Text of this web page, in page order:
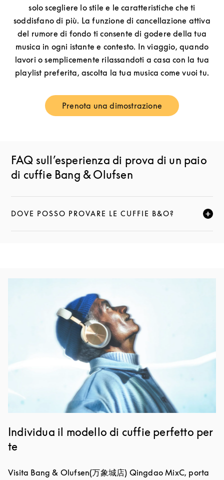
solo scegliere lo stile e le caratteristiche che ti
soddisfano di più. La funzione di cancellazione attiva
del rumore di fondo ti consente di godere della tua
musica in ogni istante e contesto. In viaggio, quando
lavori o semplicemente rilassandoti a casa con la tua
playlist preferita, ascolta la tua musica come vuoi tu.
Prenota una dimostrazione
Link Opens in New Tab
FAQ sull’esperienza di prova di un paio
di cuffie Bang & Olufsen
DOVE POSSO PROVARE LE CUFFIE B&O?
FAI CLIC PER ESPANDERE QUESTA DESCRIZIONE E
Individua il modello di cuffie perfetto per
te
Visita Bang & Olufsen(万象城店) Qingdao MixC, porta